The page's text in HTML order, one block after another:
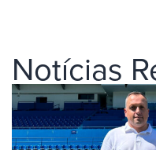
Notícias